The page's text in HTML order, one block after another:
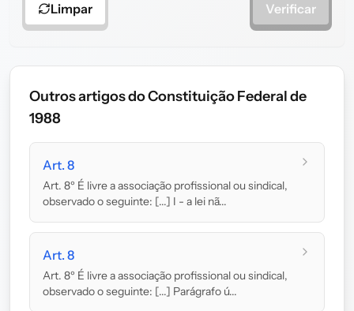
Limpar Verificar
Outros artigos do Constituição Federal de
1988
Art. 8
Art. 8º É livre a associação profissional ou sindical,
observado o seguinte: [...] I - a lei nã...
Art. 8
Art. 8º É livre a associação profissional ou sindical,
observado o seguinte: [...] Parágrafo ú...